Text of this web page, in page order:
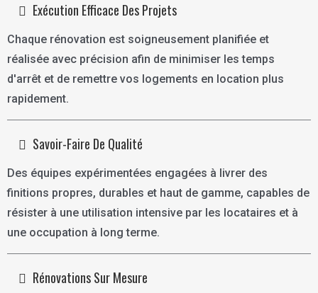
Exécution Efficace Des Projets
Chaque rénovation est soigneusement planifiée et
réalisée avec précision afin de minimiser les temps
d'arrêt et de remettre vos logements en location plus
rapidement.
Savoir-Faire De Qualité
Des équipes expérimentées engagées à livrer des
finitions propres, durables et haut de gamme, capables de
résister à une utilisation intensive par les locataires et à
une occupation à long terme.
Rénovations Sur Mesure